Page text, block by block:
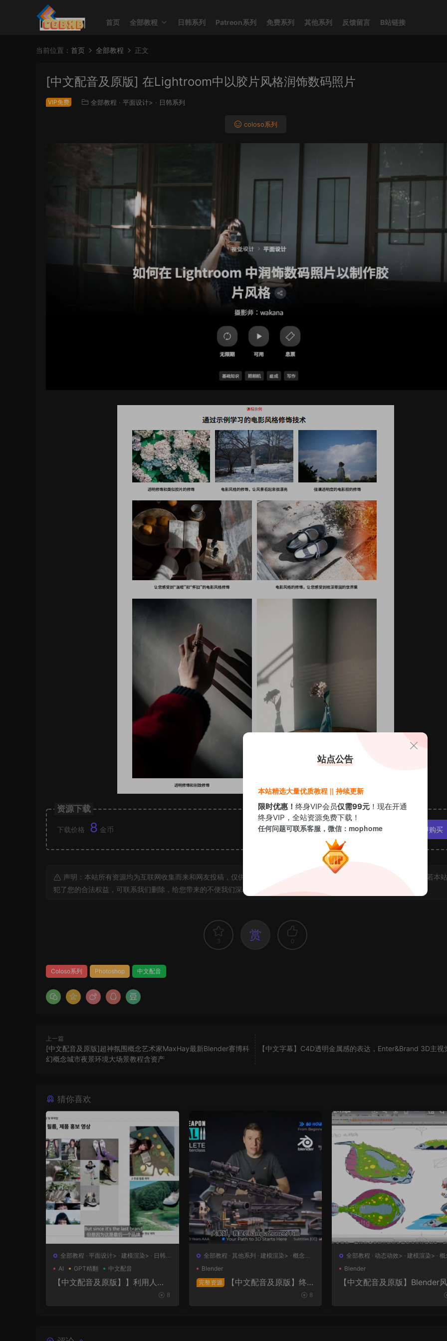
首页 全部教程 日韩系列 Patreon系列 免费系列 其他系列 反馈留言 B站链接
当前位置： 首页 全部教程 正文
[中文配音及原版] 在Lightroom中以胶片风格润饰数码照片
VIP免费 全部教程 · 平面设计> · 日韩系列
coloso系列
资源下载
下载价格 8 金币 VIP免费 立即购买
声明：本站所有资源均为互联网收集而来和网友投稿，仅供学习交流使用，如资源适合请购买正版体验更完善的服务；若本
犯了您的合法权益，可联系我们删除，给您带来的不便我们深表歉意。
3 赏 0
Coloso系列 Photoshop 中文配音
上一篇
[中文配音及原版]超神氛围概念艺术家MaxHay最新Blender赛博科
幻概念城市夜景环境大场景教程含资产
【中文字幕】C4D透明金属感的表达，Enter&Brand 3D主视
猜你喜欢
全部教程 · 平面设计> · 建模渲染> · 日韩
系列
AI GPT精翻 中文配音
【中文配音及原版】】利用人工
智能和3D技术的混合BX流程和品
8
全部教程 · 其他系列 · 建模渲染> · 概念设
计>
Blender
完整资源
【中文配音及原版】终
极武器大师班2｜AR-15全流程硬8
全部教程 ·动态动效> ·建模渲染> ·概
设计>
Blender
【中文配音及原版】Blender
站点公告
本站精选大量优质教程 || 持续更新
限时优惠！ 终身VIP会员仅需99元 ！现在开通
终身VIP，全站资源免费下载！
任何问题可联系客服，微信：mophome